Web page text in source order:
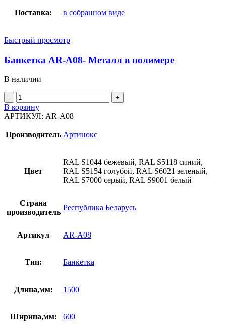
Поставка: в собранном виде
Быстрый просмотр
Банкетка AR-A08- Металл в полимере
В наличии
В корзину
АРТИКУЛ: AR-A08
Производитель Артинокс
Цвет
RAL S1044 бежевый, RAL S5118 синий,
RAL S5154 голубой, RAL S6021 зеленый,
RAL S7000 серый, RAL S9001 белый
Страна
производитель
Республика Беларусь
Артикул AR-A08
Тип: Банкетка
Длина,мм: 1500
Ширина,мм: 600